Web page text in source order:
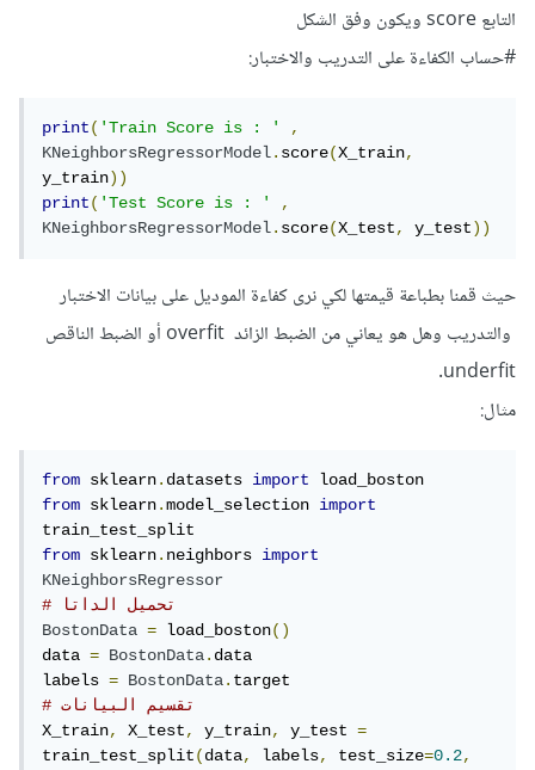
التابع score ويكون وفق الشكل
#حساب الكفاءة على التدريب والاختبار:
print('Train Score is : '
,
KNeighborsRegressorModel.score(X_train,
y_train))
print('Test Score is : '
,
KNeighborsRegressorModel.score(X_test, y_test))
حيث قمنا بطباعة قيمتها لكي نرى كفاءة الموديل على بيانات الاختبار
والتدريب وهل هو يعاني من الضبط الزائد overfit أو الضبط الناقص
underfit.
مثال:
from sklearn.datasets import
from sklearn.model_selection import
from sklearn.neighbors import
KNeighborsRegressor
# تحميل الداتا
BostonData
= load_boston()
data = BostonData.data
labels = BostonData.
# تقسيم البيانات
X_train, X_test, y_train, y_test =
train_test_split(data, labels, test_size=0.2,